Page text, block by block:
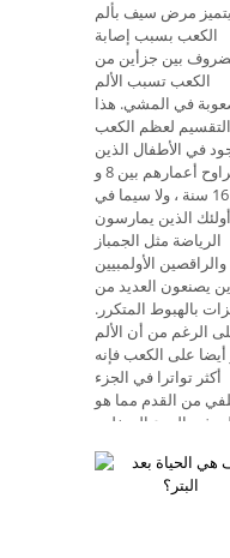
يتميز مرض سيف بألم
الكعب بسبب إصابة
بين جزأين من
الكعب تسبب الألم
في المشي. هذا
التقسيم لعظم الكعب
في الأطفال الذين
تتراوح أعمارهم بين 8 و
16 سنة ، ولا سيما في
أولئك الذين يمارسون
الرياضة مثل الجمباز
والراقصين الأولمبيين
يصنعون العديد من
بالهبوط المتكرر.
الرغم من أن الألم
على الكعب فإنه
أكثر تواترا في الجزء
من القدم مما هو
في الجزء السفلي.
مرض سيفر أعراض
مرض سيفر الشكوى